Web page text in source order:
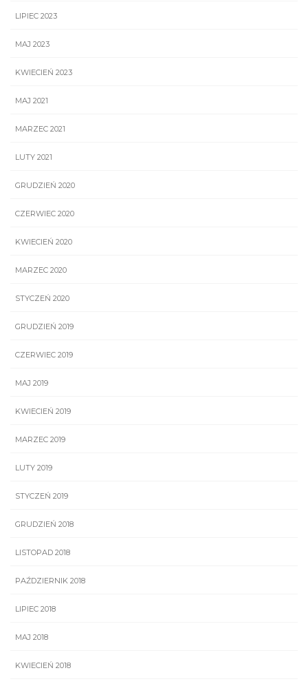
LIPIEC 2023
MAJ 2023
KWIECIEŃ 2023
MAJ 2021
MARZEC 2021
LUTY 2021
GRUDZIEŃ 2020
CZERWIEC 2020
KWIECIEŃ 2020
MARZEC 2020
STYCZEŃ 2020
GRUDZIEŃ 2019
CZERWIEC 2019
MAJ 2019
KWIECIEŃ 2019
MARZEC 2019
LUTY 2019
STYCZEŃ 2019
GRUDZIEŃ 2018
LISTOPAD 2018
PAŹDZIERNIK 2018
LIPIEC 2018
MAJ 2018
KWIECIEŃ 2018